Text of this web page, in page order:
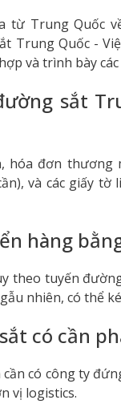
từ Trung Quốc
Trung Quốc -
và trình bày
sắt
hóa đơn thương
và các giấy
hàng
theo tuyến
nhiên, có thể
có cần
có công ty
vị logistics.